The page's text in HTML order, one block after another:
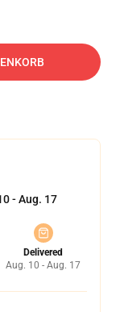
- Aug. 17
Delivered
Aug. 10 - Aug. 17